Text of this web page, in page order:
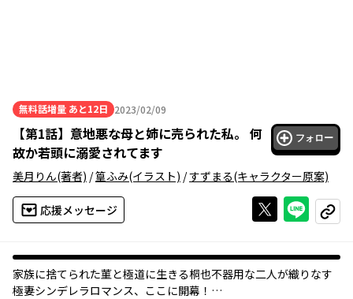
無料話増量 あと12日 2023/02/09
2023年02月09日
【第1話】 意地悪な母と姉に売られた私。 何
故か若頭に溺愛されてます
フォロー
美月りん(著者) /篁ふみ(イラスト) /すずまる(キャラクター原案)
応援メッセージ Xで投稿する
ライン
コピー
家族に捨てられた菫と極道に生きる桐也――不器用な二人が織りなす
極妻シンデレラロマンス、ここに開幕！